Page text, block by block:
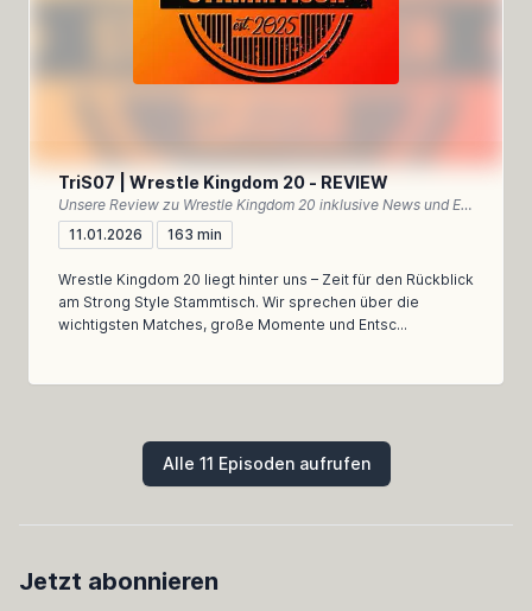
TriS07 | Wrestle Kingdom 20 - REVIEW
Unsere Review zu Wrestle Kingdom 20 inklusive News und Einordnung des NEW YEAR DASH!!
11.01.2026
163 min
Wrestle Kingdom 20 liegt hinter uns – Zeit für den Rückblick
am Strong Style Stammtisch. Wir sprechen über die
wichtigsten Matches, große Momente und Entsc...
Alle 11 Episoden aufrufen
Jetzt abonnieren